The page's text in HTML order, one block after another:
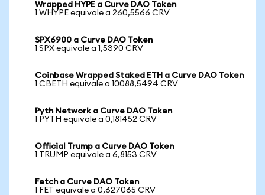
Wrapped HYPE a Curve DAO Token
1 WHYPE equivale a 260,5566 CRV
SPX6900 a Curve DAO Token
1 SPX equivale a 1,5390 CRV
Coinbase Wrapped Staked ETH a Curve DAO Token
1 CBETH equivale a 10088,5494 CRV
Pyth Network a Curve DAO Token
1 PYTH equivale a 0,181452 CRV
Official Trump a Curve DAO Token
1 TRUMP equivale a 6,8153 CRV
Fetch a Curve DAO Token
1 FET equivale a 0,627065 CRV